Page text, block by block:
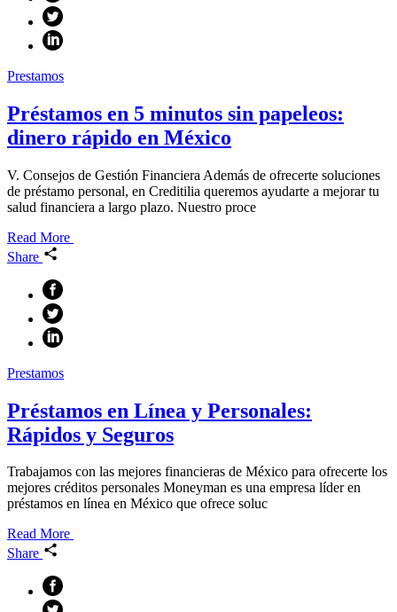
Prestamos
Préstamos en 5 minutos sin papeleos:
dinero rápido en México
V. Consejos de Gestión Financiera Además de ofrecerte soluciones
de préstamo personal, en Creditilia queremos ayudarte a mejorar tu
salud financiera a largo plazo. Nuestro proce
Read More
Share
Prestamos
Préstamos en Línea y Personales:
Rápidos y Seguros
Trabajamos con las mejores financieras de México para ofrecerte los
mejores créditos personales Moneyman es una empresa líder en
préstamos en línea en México que ofrece soluc
Read More
Share